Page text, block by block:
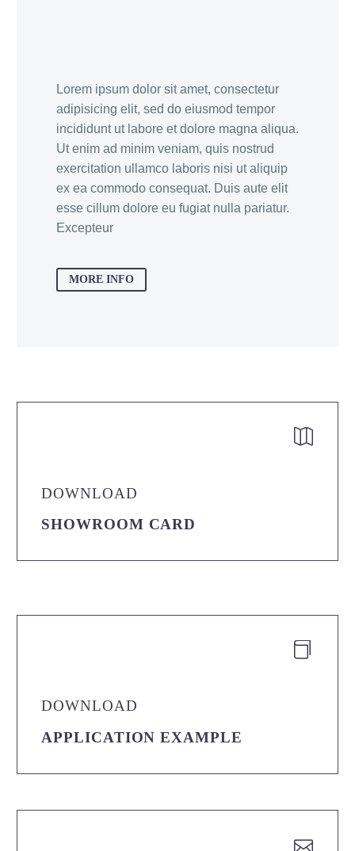
Lorem ipsum dolor sit amet, consectetur
adipisicing elit, sed do eiusmod tempor
incididunt ut labore et dolore magna aliqua.
Ut enim ad minim veniam, quis nostrud
exercitation ullamco laboris nisi ut aliquip
ex ea commodo consequat. Duis aute elit
esse cillum dolore eu fugiat nulla pariatur.
Excepteur
MORE INFO


DOWNLOAD
SHOWROOM CARD


DOWNLOAD
APPLICATION EXAMPLE

